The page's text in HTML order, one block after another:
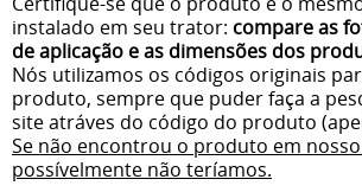
instalado em seu trator: compare as
de aplicação e as dimensões dos
Nós utilizamos os códigos originais
produto, sempre que puder faça a
site atráves do código do produto
Se não encontrou o produto em
possívelmente não teríamos.